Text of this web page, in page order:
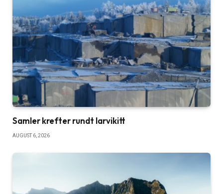
Samler krefter rundt larvikitt
AUGUST 6, 2026